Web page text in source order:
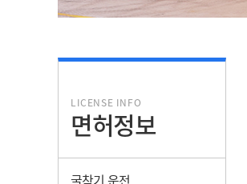
LICENSE INFO
면허정보
굴착기 운전